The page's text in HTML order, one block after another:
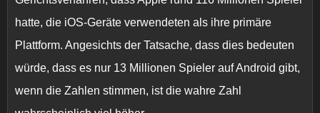
hatte, die iOS-Geräte verwendeten als ihre primäre
Plattform. Angesichts der Tatsache, dass dies bedeuten
würde, dass es nur 13 Millionen Spieler auf Android gibt,
wenn die Zahlen stimmen, ist die wahre Zahl